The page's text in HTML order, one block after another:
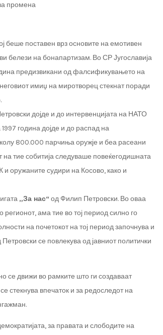
промена
беше поставен врз основите на емотивен
белези на бонапартизам. Во СР Југославија
предизвикани од фалсификувањето на
имиџ на миротворец стекнат поради
дојде и до интервенцијата на НАТО
година дојде и до распад на
800.000 парчиња оружје и беа расеани
на тие собитија следуваше повеќегодишната
оружаните судири на Косово, како и
„За нас“ од Филип Петровски. Во оваа
регионот, ама тие во тој период силно го
на почетокот на тој период започнува и
се повлекува од јавниот политички
се движи во рамките што ги создаваат
стекнува впечаток и за редоследот на
за правата и слободите на